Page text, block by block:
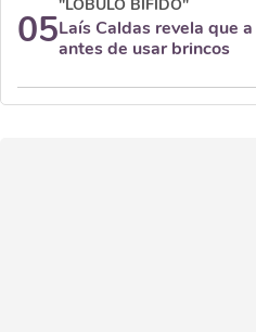
05
"LÓBULO BÍFIDO"
Laís Caldas revela que
antes de usar brincos